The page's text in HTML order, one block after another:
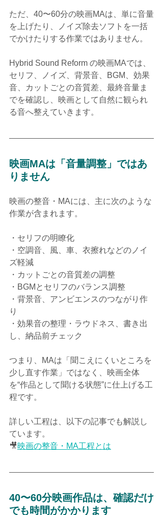
ただ、40〜60分の映画MAは、単に音量
を上げたり、ノイズ除去ソフトを一括
でかけたりする作業ではありません。
Hybrid Sound Reform の映画MAでは、
セリフ、ノイズ、背景音、BGM、効果
音、カットごとの音質差、最終音量ま
でを確認し、映画として自然に観られ
る音へ整えていきます。
映画MAは「音量調整」ではあ
りません
映画の整音・MAには、主に次のような
作業が含まれます。
・セリフの明瞭化
・空調音、風、車、衣擦れなどのノイ
ズ軽減
・カットごとの音質差の調整
・BGMとセリフのバランス調整
・背景音、アンビエンスのつながり作
り
・効果音の整理・ラウドネス、書き出
し、納品前チェック
つまり、MAは「聞こえにくいところを
少し直す作業」ではなく、映画全体
を“作品として聞ける状態”に仕上げる工
程です。
詳しい工程は、以下の記事でも解説し
ています。
🎥映画の整音・MA工程とは
40〜60分映画作品は、確認だけ
でも時間がかかります